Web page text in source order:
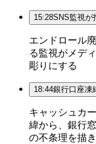
15:28SNS監視が
エンドロール
る監視がメデ
彫りにする
18:44銀行口座凍
キャッシュカ
緯から、銀行
の不条理を描